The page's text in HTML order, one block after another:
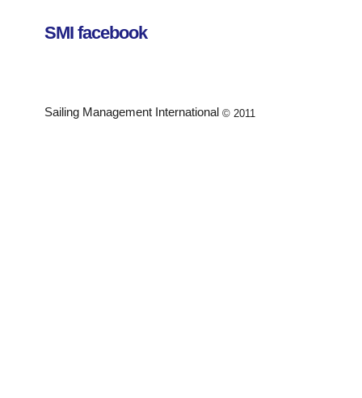
SMI facebook
Sailing Management International © 2011